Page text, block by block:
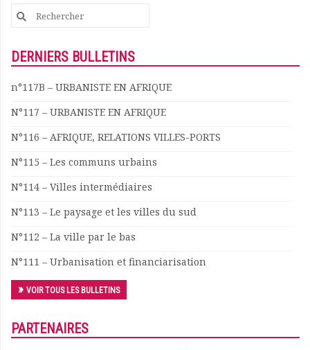
Journées d’études
Concours vidéo
Nos partenaires
Publications et rapports
Documents
Annuaire
Offres d’emploi
Actualités
Nous contacter
Search
for:
DERNIERS BULLETINS
n°117B – URBANISTE EN AFRIQUE
N°117 – URBANISTE EN AFRIQUE
N°116 – AFRIQUE, RELATIONS VILLES-PORTS
N°115 – Les communs urbains
N°114 – Villes intermédiaires
N°113 – Le paysage et les villes du sud
N°112 – La ville par le bas
N°111 – Urbanisation et financiarisation
VOIR TOUS LES BULLETINS
PARTENAIRES